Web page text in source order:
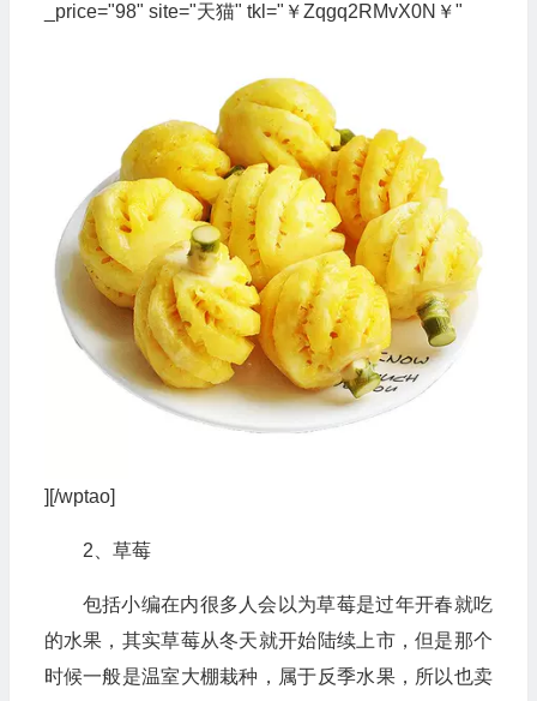
_price="98" site="天猫" tkl="￥Zqgq2RMvX0N￥"
][/wptao]
2、草莓
包括小编在内很多人会以为草莓是过年开春就吃
的水果，其实草莓从冬天就开始陆续上市，但是那个
时候一般是温室大棚栽种，属于反季水果，所以也卖